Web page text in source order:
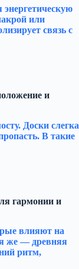
или
связь с
и
Доски слегка
В такие
гармонии и
влияют на
же — древняя
ритм,